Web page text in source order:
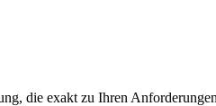
die exakt zu Ihren